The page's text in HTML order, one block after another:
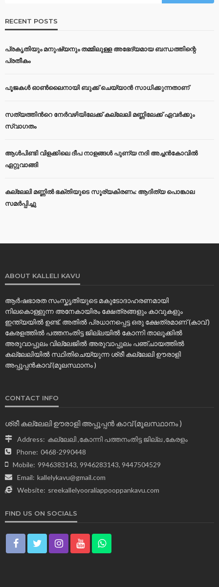
RECENT POSTS
പ്രകൃതിയും മനുഷ്യനും തമ്മിലുള്ള അഭേദ്യമായ ബന്ധത്തിന്റെ
പ്രതീകം
പൂജകൾ ഓൺലൈനായി ബുക്ക് ചെയ്യാൻ സാധിക്കുന്നതാണ്
സത്യത്തിന്‍റെ നേര്‍വഴിയിലേക്ക് കല്ലേലി മണ്ണിലേക്ക് ഏവർക്കും
സ്വാഗതം
ആൾപിണ്ടി വിളക്കിലെ ദീപ നാളങ്ങൾ പുണ്യ നദി അച്ചൻകോവിൽ
ഏറ്റുവാങ്ങി
കല്ലേലി മണ്ണില്‍ ഭക്തിയുടെ സൂര്യകിരണം: ആദിത്യ പൊങ്കാല
സമര്‍പ്പിച്ചു
ABOUT KALLELI KAVU
ആർഷഭാരത സംസ്കൃതിയുടെ മകുടോദാഹരണമായി
നിലകൊള്ളുന്ന അനേകായിരം ക്ഷേത്രങ്ങളും കാവുകളും
ഇന്ത്യയിൽ ഉണ്ട്. അതിൽ പ്രധാനപ്പെട്ട ഒരു ക്ഷേത്രമാണ് (കാവ് )
കേരളത്തിൽ പത്തനംതിട്ട ജില്ലയിൽ കോന്നി താലൂക്കിൽ
അരുവാപ്പുലം വില്ലേജിൽ അരുവാപ്പുലം പഞ്ചായത്തിൽ
കല്ലേലിയില്‍ സ്ഥിതിചെയ്യുന്ന ശ്രീ കല്ലേലി ഊരാളി
അപ്പൂപ്പൻകാവ് (മൂലസ്ഥാനം )
CONTACT INFO
ശ്രീ കല്ലേലി ഊരാളി അപ്പൂപ്പന്‍ കാവ് (മൂലസ്ഥാനം )
Address: കല്ലേലി ,കോന്നി പത്തനംതിട്ട ജില്ല ,കേരളം
Phone: 0468-2990448
Mobile: 9946383143, 9946283143, 9447504529
Email: kallelykavu@gmail.com
Website: sreekallelyooraliappooppankavu.com
FIND US ON SOCIALS